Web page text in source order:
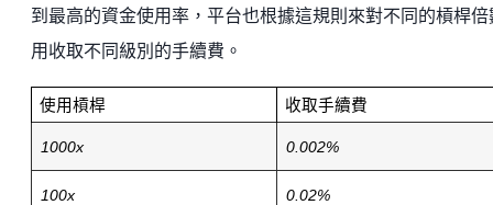
到最高的資金使用率，平台也根據這規則來對不同的槓桿倍
用收取不同級別的手續費。
使用槓桿 收取手續費
1000x 0.002%
100x 0.02%